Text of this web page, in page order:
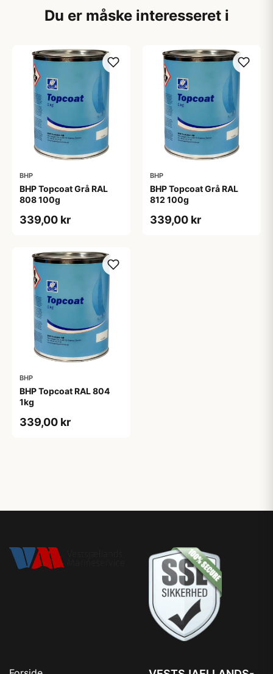
Du er måske interesseret i
BHP
BHP Topcoat Grå RAL
808 100g
339,00 kr
BHP
BHP Topcoat Grå RAL
812 100g
339,00 kr
BHP
BHP Topcoat RAL 804
1kg
339,00 kr